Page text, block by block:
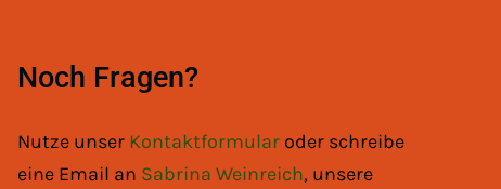
Noch Fragen?
Nutze unser Kontaktformular oder schreibe
eine Email an Sabrina Weinreich, unsere